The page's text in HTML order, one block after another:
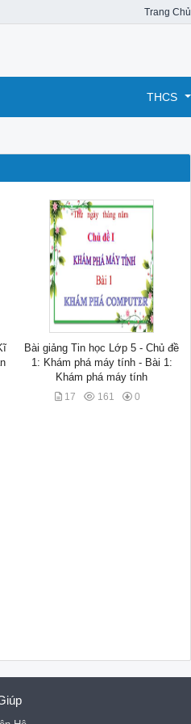
Trang Chủ
THCS
Bài giảng Tin học Lớp 5 - Chủ đề
1: Khám phá máy tính - Bài 1:
Khám phá máy tính
17 161 0